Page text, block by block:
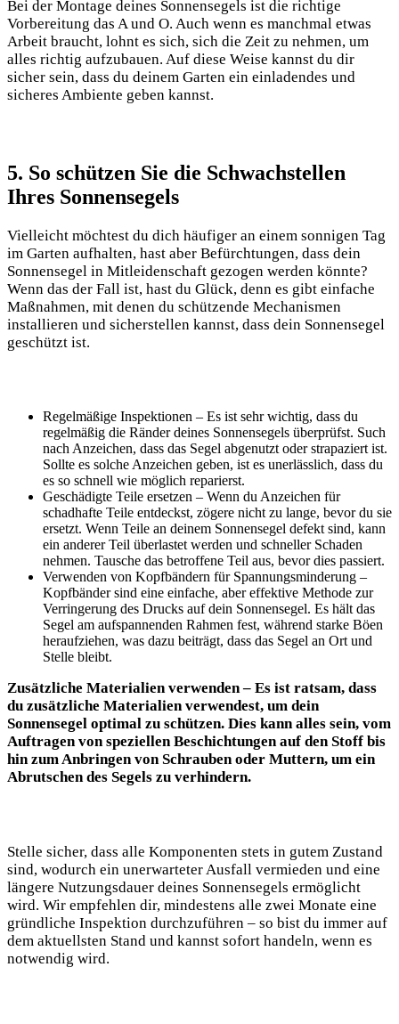
Bei der Montage deines Sonnensegels ist die richtige
Vorbereitung das A und O. Auch wenn es manchmal etwas
Arbeit braucht, lohnt es sich, sich die Zeit zu nehmen, um
alles richtig aufzubauen. Auf diese Weise kannst du dir
sicher sein, dass du deinem Garten ein einladendes und
sicheres Ambiente geben kannst.
5. So schützen Sie die Schwachstellen
Ihres Sonnensegels
Vielleicht möchtest du dich häufiger an einem sonnigen Tag
im Garten aufhalten, hast aber Befürchtungen, dass dein
Sonnensegel in Mitleidenschaft gezogen werden könnte?
Wenn das der Fall ist, hast du Glück, denn es gibt einfache
Maßnahmen, mit denen du schützende Mechanismen
installieren und sicherstellen kannst, dass dein Sonnensegel
geschützt ist.
Regelmäßige Inspektionen – Es ist sehr wichtig, dass du
regelmäßig die Ränder deines Sonnensegels überprüfst. Such
nach Anzeichen, dass das Segel abgenutzt oder strapaziert ist.
Sollte es solche Anzeichen geben, ist es unerlässlich, dass du
es so schnell wie möglich reparierst.
Geschädigte Teile ersetzen – Wenn du Anzeichen für
schadhafte Teile entdeckst, zögere nicht zu lange, bevor du sie
ersetzt. Wenn Teile an deinem Sonnensegel defekt sind, kann
ein anderer Teil überlastet werden und schneller Schaden
nehmen. Tausche das betroffene Teil aus, bevor dies passiert.
Verwenden von Kopfbändern für Spannungsminderung –
Kopfbänder sind eine einfache, aber effektive Methode zur
Verringerung des Drucks auf dein Sonnensegel. Es hält das
Segel am aufspannenden Rahmen fest, während starke Böen
heraufziehen, was dazu beiträgt, dass das Segel an Ort und
Stelle bleibt.
Zusätzliche Materialien verwenden – Es ist ratsam, dass
du zusätzliche Materialien verwendest, um dein
Sonnensegel optimal zu schützen. Dies kann alles sein, vom
Auftragen von speziellen Beschichtungen auf den Stoff bis
hin zum Anbringen von Schrauben oder Muttern, um ein
Abrutschen des Segels zu verhindern.
Stelle sicher, dass alle Komponenten stets in gutem Zustand
sind, wodurch ein unerwarteter Ausfall vermieden und eine
längere Nutzungsdauer deines Sonnensegels ermöglicht
wird. Wir empfehlen dir, mindestens alle zwei Monate eine
gründliche Inspektion durchzuführen – so bist du immer auf
dem aktuellsten Stand und kannst sofort handeln, wenn es
notwendig wird.